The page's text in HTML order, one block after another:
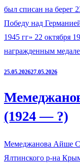
был списан на берег
Победу над
1945 гг» 22 октября
награжденным
25.05.202627.05.2026
(1924 — ?)
Мемеджанова Айше
Ялтинского р-на